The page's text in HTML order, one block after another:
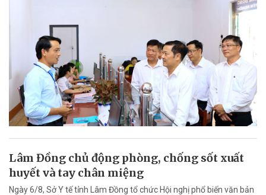
Lâm Đồng chủ động phòng, chống sốt xuất
huyết và tay chân miệng
Ngày 6/8, Sở Y tế tỉnh Lâm Đồng tổ chức Hội nghị phổ biến văn bản